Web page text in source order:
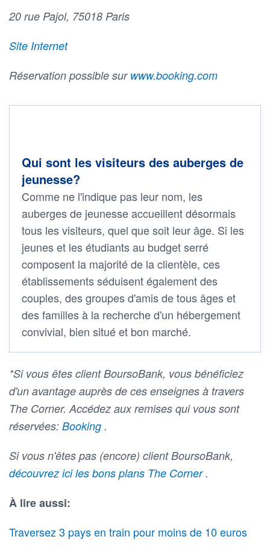
20 rue Pajol, 75018 Paris
Site Internet
Réservation possible sur www.booking.com
Qui sont les visiteurs des auberges de
jeunesse?
Comme ne l'indique pas leur nom, les
auberges de jeunesse accueillent désormais
tous les visiteurs, quel que soit leur âge. Si les
jeunes et les étudiants au budget serré
composent la majorité de la clientèle, ces
établissements séduisent également des
couples, des groupes d'amis de tous âges et
des familles à la recherche d'un hébergement
convivial, bien situé et bon marché.
*Si vous êtes client BoursoBank, vous bénéficiez
d'un avantage auprès de ces enseignes à travers
The Corner. Accédez aux remises qui vous sont
réservées: Booking .
Si vous n'êtes pas (encore) client BoursoBank,
découvrez ici les bons plans The Corner.
À lire aussi:
Traversez 3 pays en train pour moins de 10 euros